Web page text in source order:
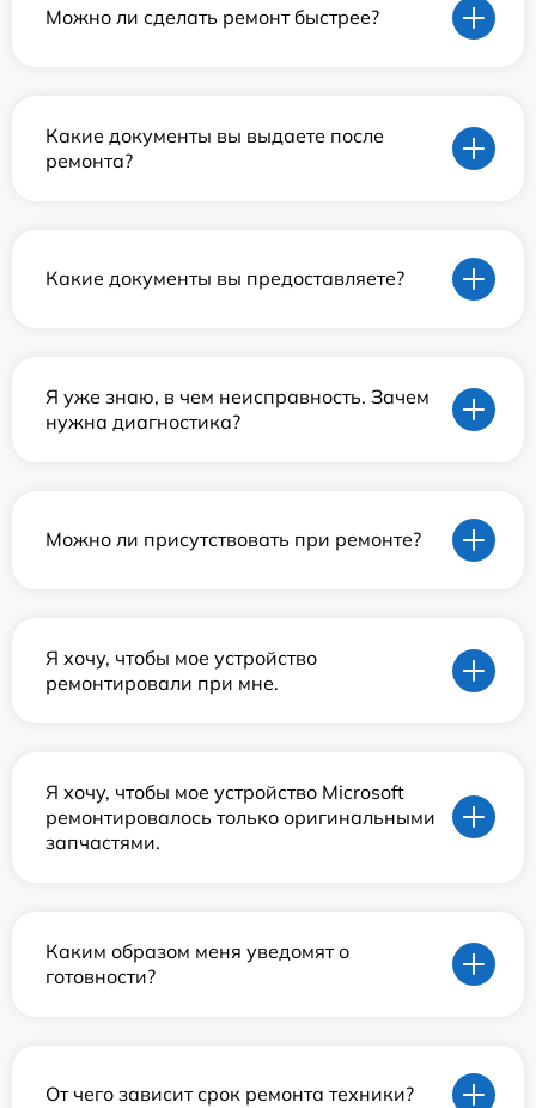
Можно ли сделать ремонт быстрее?
Какие документы вы выдаете после
ремонта?
Какие документы вы предоставляете?
Я уже знаю, в чем неисправность. Зачем
нужна диагностика?
Можно ли присутствовать при ремонте?
Я хочу, чтобы мое устройство
ремонтировали при мне.
Я хочу, чтобы мое устройство Microsoft
ремонтировалось только оригинальными
запчастями.
Каким образом меня уведомят о
готовности?
От чего зависит срок ремонта техники?